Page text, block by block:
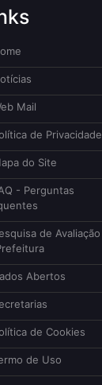
Mail
de Privacidade
do Site
- Perguntas
de Avaliação
Abertos
de Cookies
de Uso